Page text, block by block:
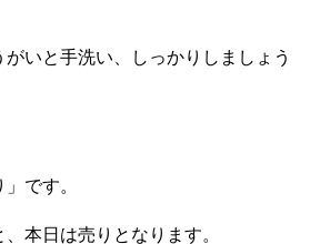
いと手洗い、しっかりしましょう
です。
本日は売りとなります。